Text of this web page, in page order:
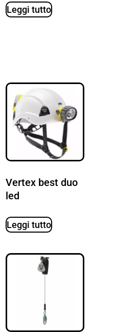
Leggi tutto
Vertex best duo
led
Leggi tutto